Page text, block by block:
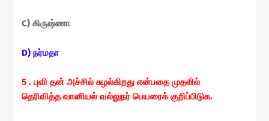
C) கிருஷ்ணா
D) நர்மதா
5 . புவி தன் அச்சில் சுழல்கிறது என்பதை முதலில்
தெரிவித்தவானியல் வல்லுநர் பெயரைக் குறிப்பிடுக.